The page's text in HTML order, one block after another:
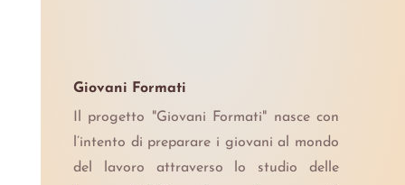
Giovani Formati
Il progetto "Giovani Formati" nasce con
l’intento di preparare i giovani al mondo
del lavoro attraverso lo studio delle